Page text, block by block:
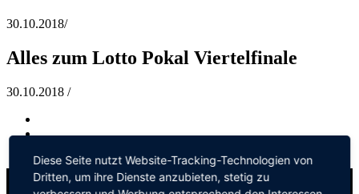
30.10.2018/
Alles zum Lotto Pokal Viertelfinale
30.10.2018 /
Diese Seite nutzt Website-Tracking-Technologien von
Dritten, um ihre Dienste anzubieten, stetig zu